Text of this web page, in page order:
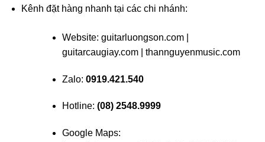
Kênh đặt hàng nhanh tại các chi nhánh:
Website: guitarluongson.com|
guitarcaugiay.com| thannguyenmusic.com
Zalo: 0919.421.540
Hotline: (08) 2548.9999
Google Maps: